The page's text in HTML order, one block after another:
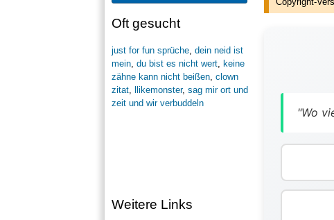
Oft gesucht
just for fun sprüche, dein neid ist
mein, du bist es nicht wert, keine
zähne kann nicht beißen, clown
zitat, llikemonster, sag mir ort und
zeit und wir verbuddeln
Weitere Links
"Wo